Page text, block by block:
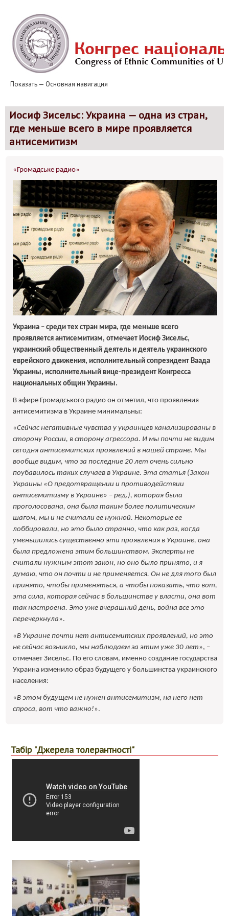
основному
содержанию
Основная
Показать — Основная навигация
Новини
Національні громади
Європейський табір
Табір «Джерела толерантності» та «Джерела порозуміння»
Клуби толерантності
Контакти
Звіти
Иосиф Зисельс: Украина — одна из стран,
где меньше всего в мире проявляется
антисемитизм
«Громадське радио»
Украина – среди тех стран мира, где меньше всего
проявляется антисемитизм, отмечает Иосиф Зисельс,
украинский общественный деятель и деятель украинского
еврейского движения, исполнительный сопрезидент Ваада
Украины, исполнительный вице-президент Конгресса
национальных общин Украины.
В эфире Громадського радио он отметил, что проявления
антисемитизма в Украине минимальны:
«Сейчас негативные чувства у украинцев канализированы в
сторону России, в сторону агрессора. И мы почти не видим
сегодня антисемитских проявлений в нашей стране. Мы
вообще видим, что за последние 20 лет очень сильно
поубавилось таких случаев в Украине. Эта статья (Закон
Украины «О предотвращении и противодействии
антисемитизму в Украине» – ред.), которая была
проголосована, она была таким более политическим
шагом, мы и не считали ее нужной. Некоторые ее
лоббировали, но это было странно, что как раз, когда
уменьшились существенно эти проявления в Украине, она
была предложена этим большинством. Эксперты не
считали нужным этот закон, но оно было принято, и я
думаю, что он почти и не применяется. Он не для того был
принято, чтобы применяться, а чтобы показать, что вот,
эта сила, которая сейчас в большинстве у власти, она вот
так настроена. Это уже вчерашний день, война все это
перечеркнула».
«В Украине почти нет антисемитских проявлений, но это
не сейчас возникло, мы наблюдаем за этим уже 30 лет», –
отмечает Зисельс. По его словам, именно создание государства
Украина изменило образ будущего у большинства украинского
населения:
«В этом будущем не нужен антисемитизм, на него нет
спроса, вот что важно!».
Табір "Джерела толерантності"